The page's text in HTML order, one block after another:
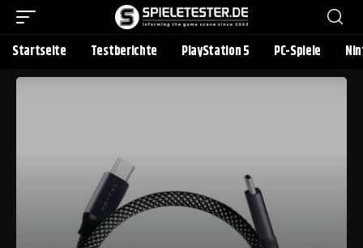
Startseite Testberichte PlayStation 5 PC-Spiele